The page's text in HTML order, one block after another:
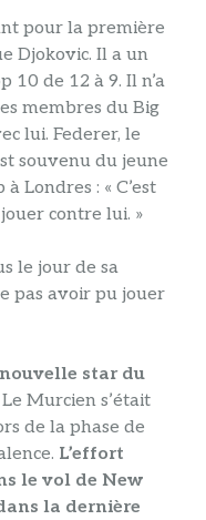
pour la première
Djokovic. Il a un
10 de 12 à 9. Il n’a
membres du Big
lui. Federer, le
souvenu du jeune
Londres : « C’est
contre lui. »
le jour de sa
pas avoir pu jouer
star du
Le Murcien s’était
de la phase de
L’effort
le vol de New
la dernière